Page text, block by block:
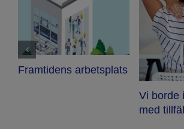
Framtidens arbetsplats
Vi borde
med